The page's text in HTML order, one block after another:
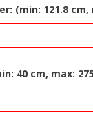
(min: 121.8 cm,
40 cm, max: